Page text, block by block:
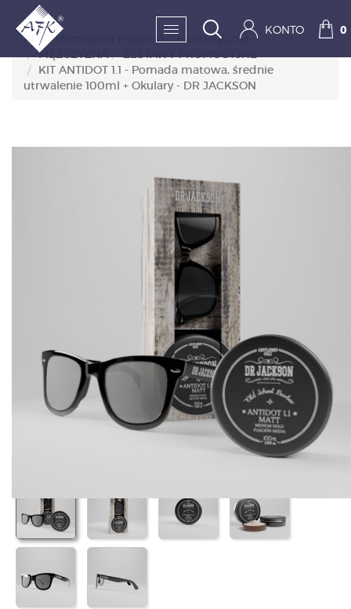
SKLEP:
HIGIENA I DEZYNFEKC
PAZNOKCIE
WYPOSAŻENIE
MĘŻCZYZNA
BESTSELLERY
PRODUKTY
POLECAMY
O NAS
KONTO 0
AFK - Hurtownia Fryzjersko kosmetyczna
MĘŻCZYZNA
ZESTAWY PROMOCYJNE
KIT ANTIDOT 1.1 - Pomada matowa, średnie
utrwalenie 100ml + Okulary - DR JACKSON